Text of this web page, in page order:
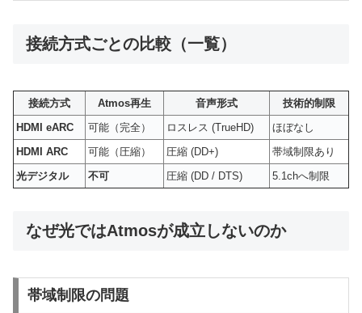
接続方式ごとの比較（一覧）
接続方式 Atmos再生 音声形式
技術的制限
HDMI eARC
可能（完全） ロスレス (TrueHD)
ほぼなし
HDMI ARC
可能（圧縮） 圧縮 (DD+)
帯域制限あり
光デジタル
不可 圧縮 (DD / DTS) 5.1chへ制限
なぜ光ではAtmosが成立しないのか
帯域制限の問題